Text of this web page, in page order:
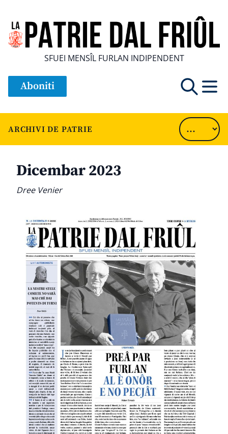
SFUEI MENSÎL FURLAN INDIPENDENT
Aboniti
ARCHIVI DE PATRIE
Dicembar 2023
Dree Venier